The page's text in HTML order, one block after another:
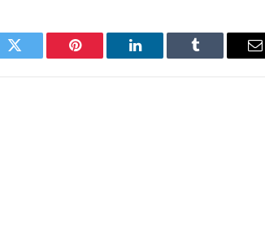
Twitter Pinterest LinkedIn Tumblr